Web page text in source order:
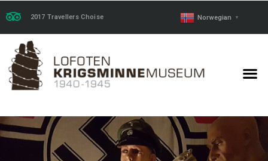
2017 Travellers Choise Norwegian ▼